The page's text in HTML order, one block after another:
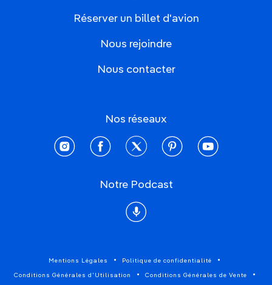
Réserver un billet d'avion
Nous rejoindre
Nous contacter
Nos réseaux
instagramfacebooktwitter pinterestyoutube
Notre Podcast
Podcast
Mentions Légales Politique de confidentialité
Conditions Générales d'Utilisation Conditions Générales de Vente